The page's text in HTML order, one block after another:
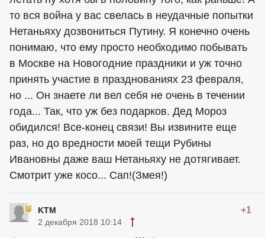
то вся война у вас свелась в неудачные попытки
Нетаньяху дозвониться Путину. Я конечно очень
понимаю, что ему просто необходимо побывать
в Москве на Новогодние праздники и уж точно
принять участие в празднованиях 23 февраля,
но ... Он знаете ли вел себя не очень в течении
года... Так, что уж без подарков. Дед Мороз
обидился! Все-конец связи! Вы извините еще
раз, но до вредности моей тещи Рубины
Ивановны даже ваш Нетаньяху не дотягивает.
Смотрит уже косо... Сап!(Змея!)
KTM +1
2 декабря 2018 10:14